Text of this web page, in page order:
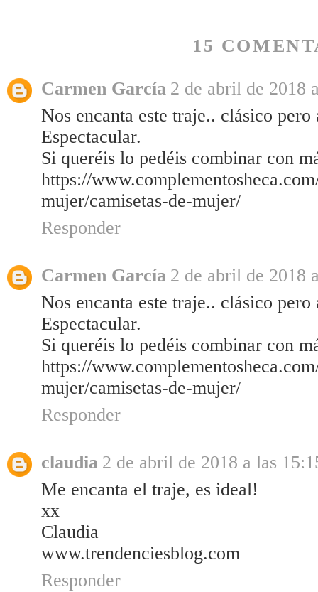
15
Carmen García 2 de abril de 2018
Nos encanta este traje.. clásico
Espectacular.
Si queréis lo pedéis combinar con
https://
mujer/camisetas-de-mujer/
Responder
Carmen García 2 de abril de 2018
Nos encanta este traje.. clásico
Espectacular.
Si queréis lo pedéis combinar con
https://
mujer/camisetas-de-mujer/
Responder
claudia 2 de abril de 2018 a las
Me encanta el traje, es ideal!
xx
Claudia
www.trendenciesblog.com
Responder